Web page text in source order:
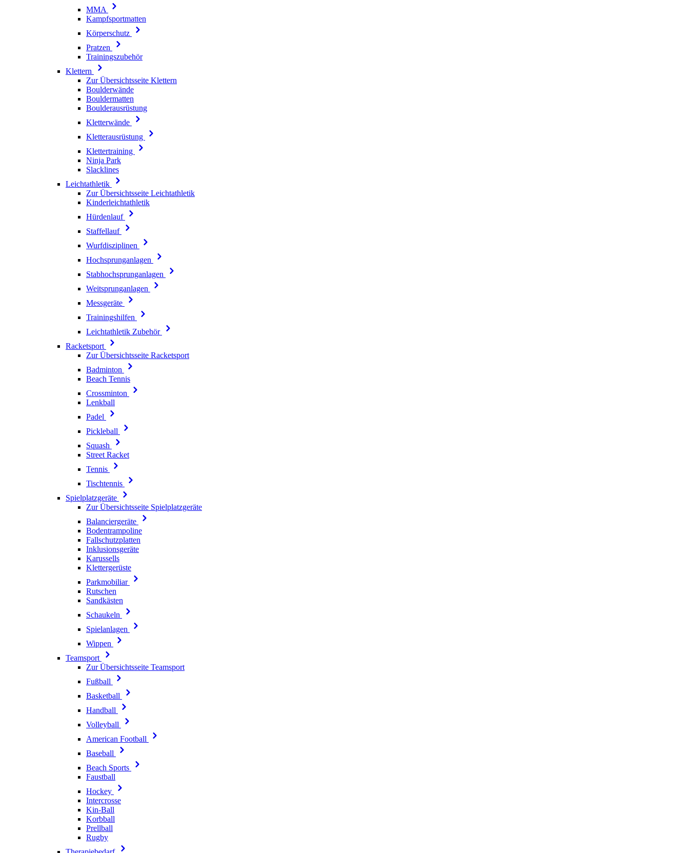
MMA
Kampfsportmatten
Körperschutz
Pratzen
Trainingszubehör
Klettern
Zur Übersichtsseite Klettern
Boulderwände
Bouldermatten
Boulderausrüstung
Kletterwände
Kletterausrüstung
Klettertraining
Ninja Park
Slacklines
Leichtathletik
Zur Übersichtsseite Leichtathletik
Kinderleichtathletik
Hürdenlauf
Staffellauf
Wurfdisziplinen
Hochsprunganlagen
Stabhochsprunganlagen
Weitsprunganlagen
Messgeräte
Trainingshilfen
Leichtathletik Zubehör
Racketsport
Zur Übersichtsseite Racketsport
Badminton
Beach Tennis
Crossminton
Lenkball
Padel
Pickleball
Squash
Street Racket
Tennis
Tischtennis
Spielplatzgeräte
Zur Übersichtsseite Spielplatzgeräte
Balanciergeräte
Bodentrampoline
Fallschutzplatten
Inklusionsgeräte
Karussells
Klettergerüste
Parkmobiliar
Rutschen
Sandkästen
Schaukeln
Spielanlagen
Wippen
Teamsport
Zur Übersichtsseite Teamsport
Fußball
Basketball
Handball
Volleyball
American Football
Baseball
Beach Sports
Faustball
Hockey
Intercrosse
Kin-Ball
Korbball
Prellball
Rugby